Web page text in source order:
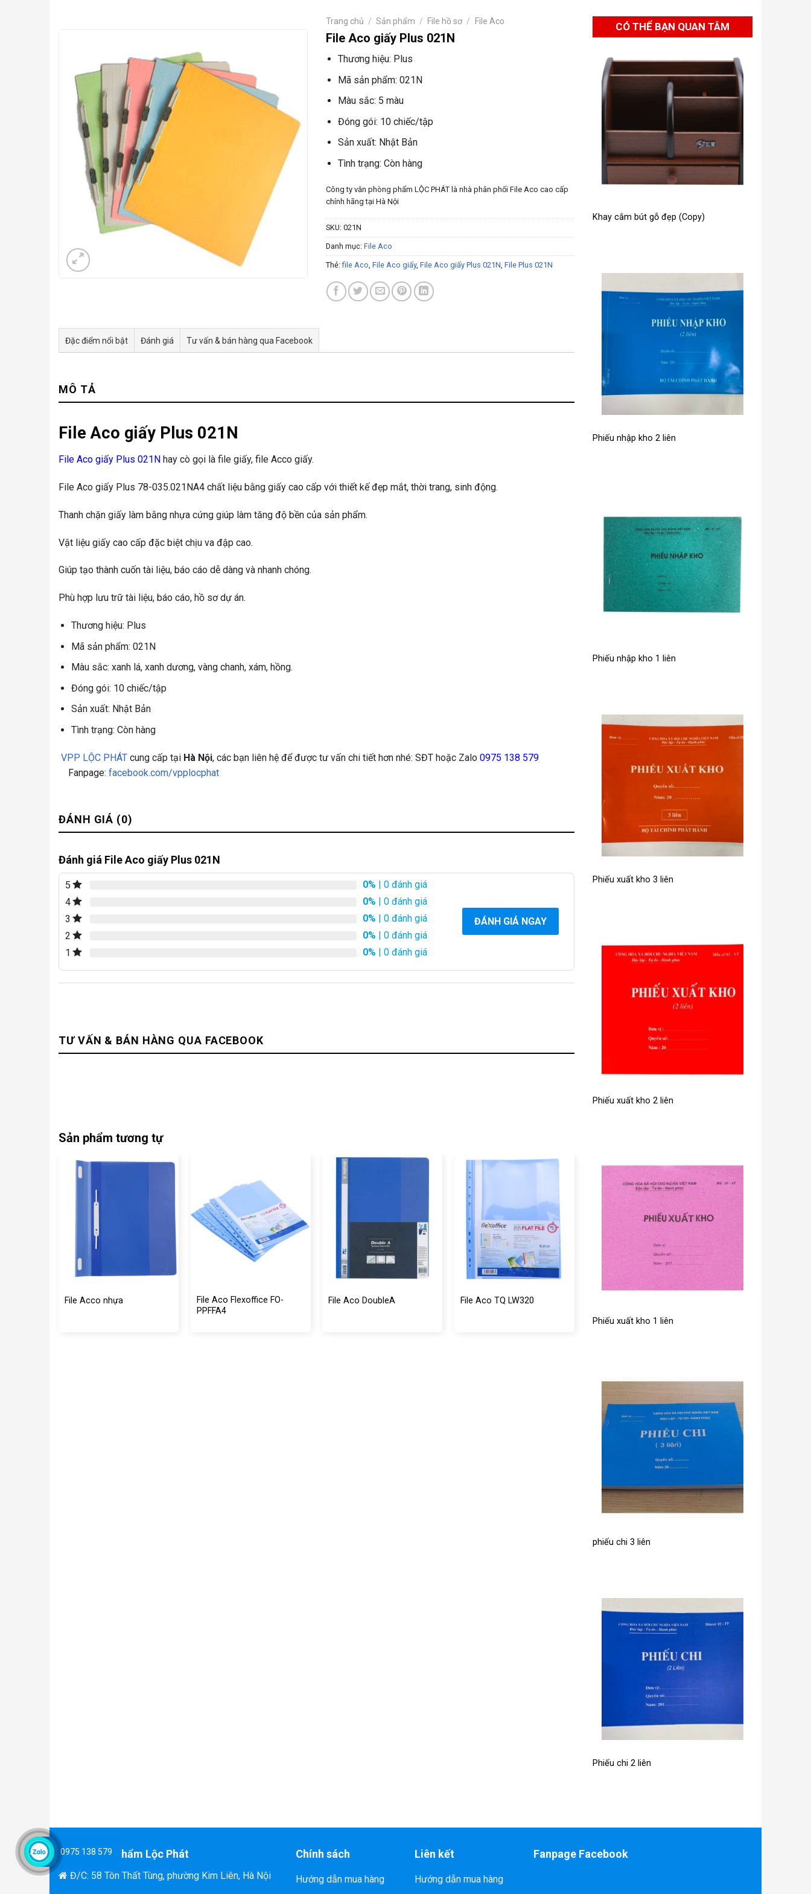
Trang chủ / Sản phẩm / File hồ sơ / File Aco
File Aco giấy Plus 021N
Thương hiệu: Plus
Mã sản phẩm: 021N
Màu sắc: 5 màu
Đóng gói: 10 chiếc/tập
Sản xuất: Nhật Bản
Tình trạng: Còn hàng
Công ty văn phòng phẩm LỘC PHÁT là nhà phân phối File Aco cao cấp
chính hãng tại Hà Nội
SKU: 021N
Danh mục: File Aco
Thẻ:file Aco File Aco giấy, File Aco giấy Plus 021N File Plus 021N
Đặc điểm nổi bật Đánh giá Tư vấn & bán hàng qua Facebook
MÔ TẢ
File Aco giấy Plus 021N
File Aco giấy Plus 021N hay cò gọi là file giấy, file Acco giấy.
File Aco giấy Plus 78-035.021NA4 chất liệu bằng giấy cao cấp với thiết kế đẹp mắt, thời trang, sinh động.
Thanh chặn giấy làm bằng nhựa cứng giúp làm tăng độ bền của sản phẩm.
Vật liệu giấy cao cấp đặc biệt chịu va đập cao.
Giúp tạo thành cuốn tài liệu, báo cáo dễ dàng và nhanh chóng.
Phù hợp lưu trữ tài liệu, báo cáo, hồ sơ dự án.
Thương hiệu: Plus
Mã sản phẩm: 021N
Màu sắc: xanh lá, xanh dương, vàng chanh, xám, hồng.
Đóng gói: 10 chiếc/tập
Sản xuất: Nhật Bản
Tình trạng: Còn hàng
VPP LỘC PHÁT cung cấp tại Hà Nội, các bạn liên hệ để được tư vấn chi tiết hơn nhé: SĐT hoặc Zalo 0975 138 579
Fanpage: facebook.com/vpplocphat
ĐÁNH GIÁ (0)
Đánh giá File Aco giấy Plus 021N
5 0% | 0 đánh giá
4
0% | 0 đánh giá
3
0% | 0 đánh giá
2
0% | 0 đánh giá
1
0% | 0 đánh giá
ĐÁNH GIÁ NGAY
TƯ VẤN & BÁN HÀNG QUA FACEBOOK
Sản phẩm tương tự
File Acco nhựa
File Aco Flexoffice FO-
PPFFA4
File Aco DoubleA File Aco TQ LW320
CÓ THỂ BẠN QUAN TÂM
Khay cắm bút gỗ đẹp (Copy)
Phiếu nhập kho 2 liên
Phiếu nhập kho 1 liên
Phiếu xuất kho 3 liên
Phiếu xuất kho 2 liên
Phiếu xuất kho 1 liên
phiếu chi 3 liên
Phiếu chi 2 liên
Văn Phòng Phẩm Lộc Phát
Đ/C: 58 Tôn Thất Tùng, phường Kim Liên, Hà Nội
Chính sách
Hướng dẫn mua hàng
Liên kết
Hướng dẫn mua hàng
Fanpage Facebook
0975 138 579